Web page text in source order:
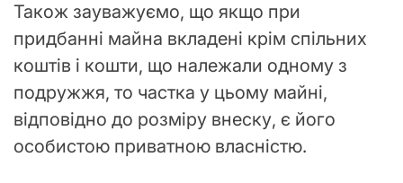
Також зауважуємо, що якщо при
придбанні майна вкладені крім спільних
коштів і кошти, що належали одному з
подружжя, то частка у цьому майні,
відповідно до розміру внеску, є його
особистою приватною власністю.